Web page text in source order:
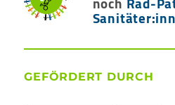
GEFÖRDERT DURCH